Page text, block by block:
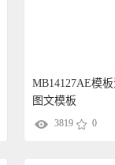
MB14127AE模板
图文模板
3819 0